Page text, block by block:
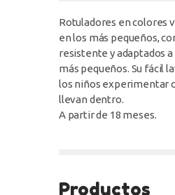
Rotuladores en colores
en los más pequeños,
resistente y adaptados a
más pequeños. Su fácil
los niños experimentar
llevan dentro.
A partir de 18 meses.
Productos